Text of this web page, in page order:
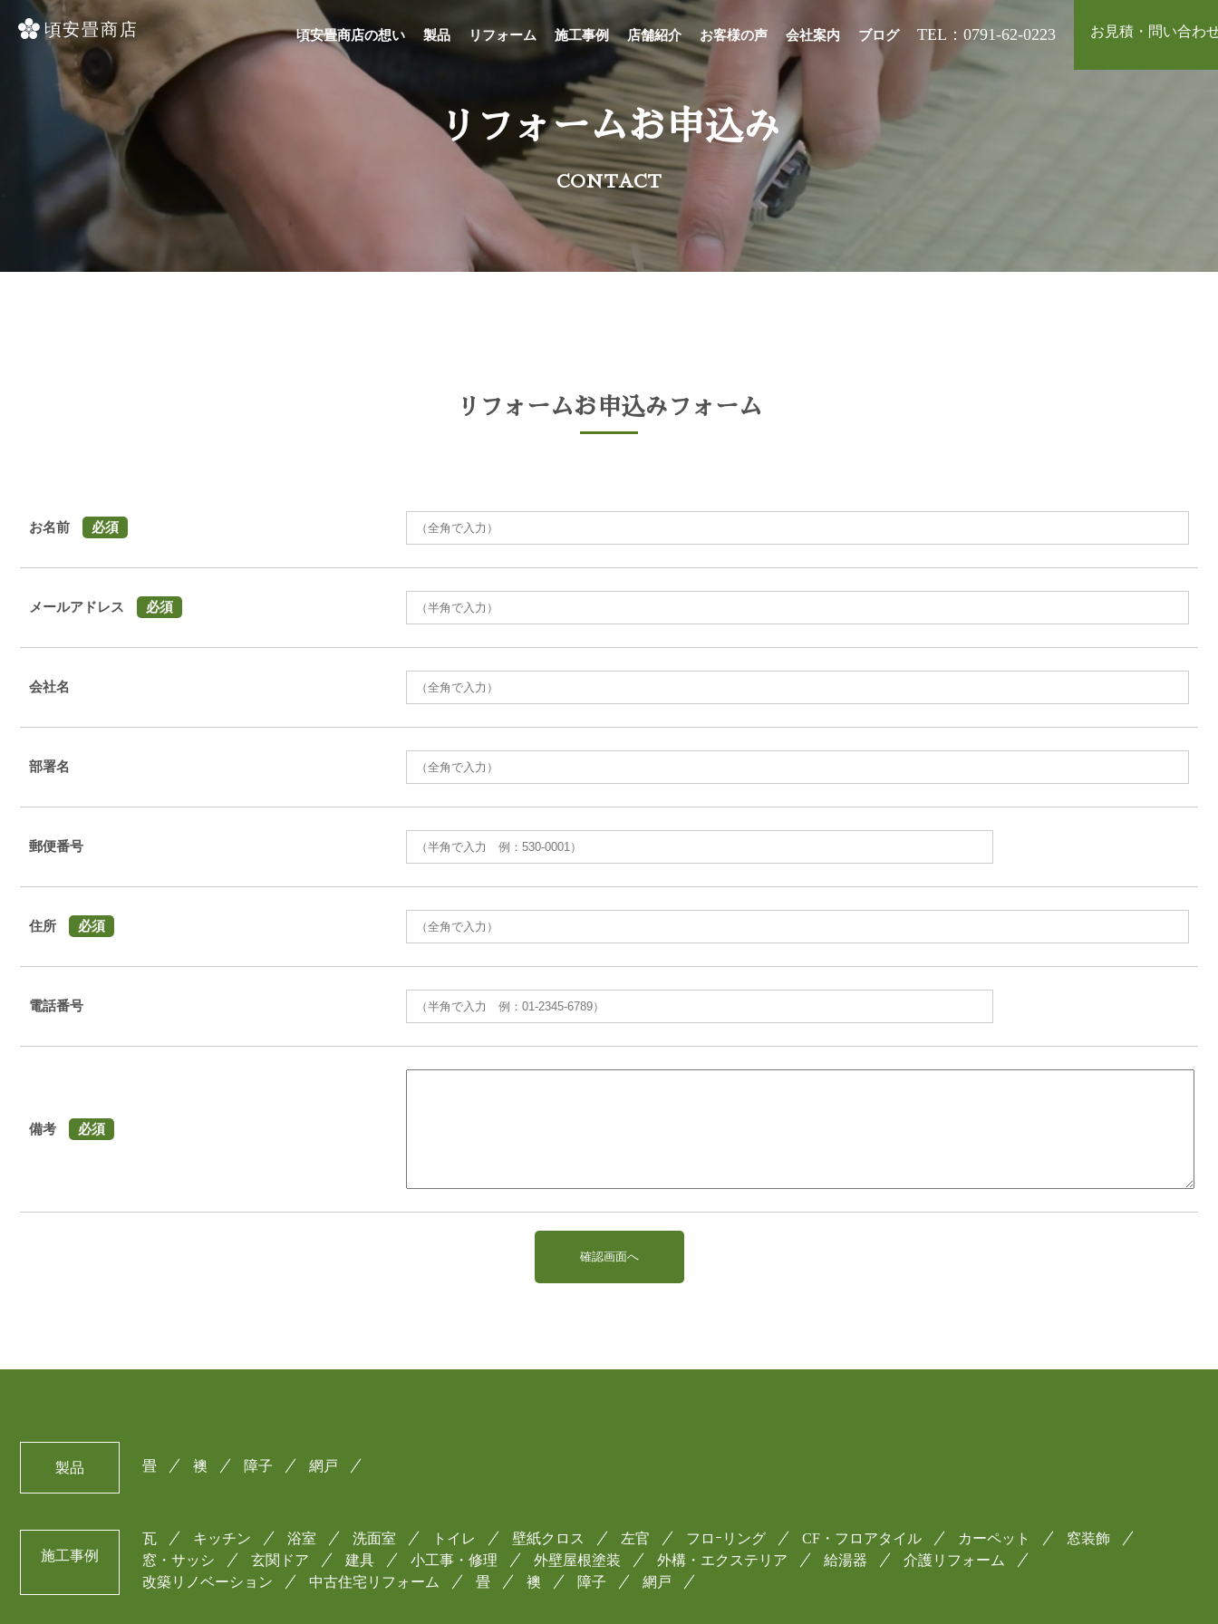
頃安畳商店の想い 製品 リフォーム 施工事例 店舗紹介 お客様の声 会社案内 ブログ TEL：0791-62-0223 お見積・問い合わ
リフォームお申込み
CONTACT
リフォームお申込みフォーム
お名前 必須
メールアドレス 必須
会社名
部署名
郵便番号
住所 必須
電話番号
備考 必須
製品 畳 襖 障子 網戸
施工事例
瓦 キッチン 浴室 洗面室 トイレ 壁紙クロス 左官 フロｰリング CF・フロアタイル カーペット
窓装飾
窓・サッシ
玄関ドア 建具 小工事・修理 外壁屋根塗装 外構・エクステリア 給湯器
介護リフォーム
改築リノベーション
中古住宅リフォーム 畳 襖 障子 網戸